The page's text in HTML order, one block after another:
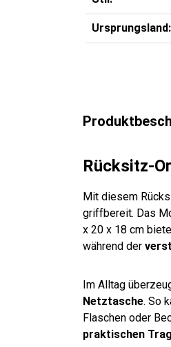
Ursprungsland:
Rücksitz-
Mit diesem
griffbereit. Das
x 20 x 18 cm
während der
Im Alltag
Netztasche. So
Flaschen oder
praktischen